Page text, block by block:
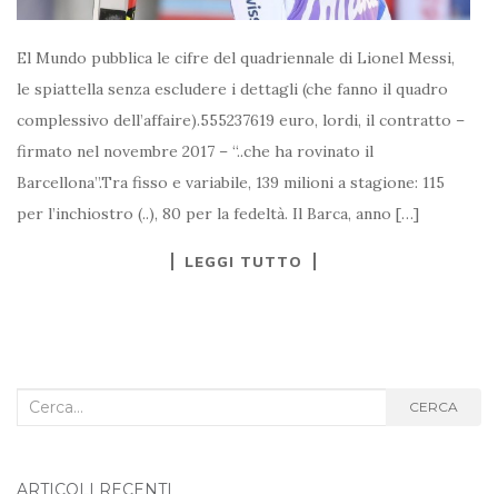
El Mundo pubblica le cifre del quadriennale di Lionel Messi,
le spiattella senza escludere i dettagli (che fanno il quadro
complessivo dell’affaire).555237619 euro, lordi, il contratto –
firmato nel novembre 2017 – “..che ha rovinato il
Barcellona”.Tra fisso e variabile, 139 milioni a stagione: 115
per l’inchiostro (..), 80 per la fedeltà. Il Barca, anno […]
LEGGI TUTTO
Cerca
CERCA
ARTICOLI RECENTI